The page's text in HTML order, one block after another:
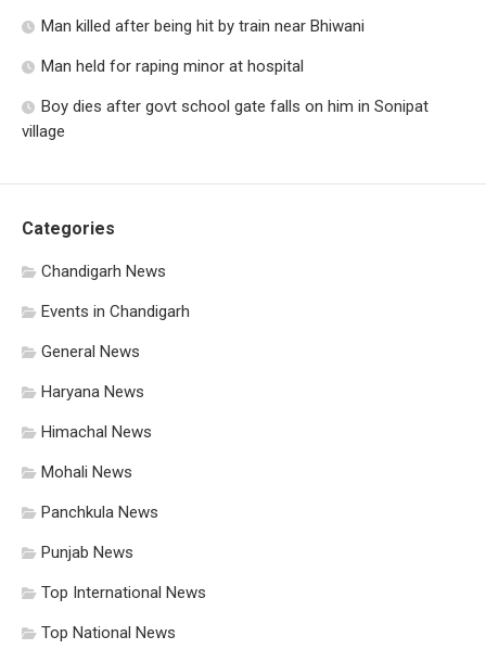
Man killed after being hit by train near Bhiwani
Man held for raping minor at hospital
Boy dies after govt school gate falls on him in Sonipat
village
Categories
Chandigarh News
Events in Chandigarh
General News
Haryana News
Himachal News
Mohali News
Panchkula News
Punjab News
Top International News
Top National News